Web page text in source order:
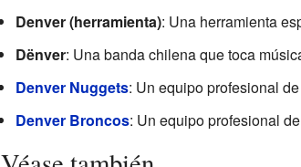
Denver (herramienta): Una herramienta
Dënver: Una banda chilena que toca
Denver Nuggets: Un equipo profesional
Denver Broncos: Un equipo profesional